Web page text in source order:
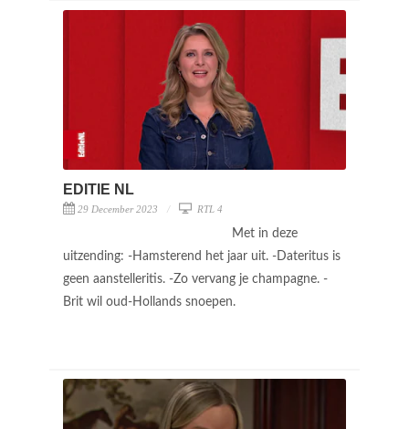
EDITIE NL
29 December 2023 RTL 4
Met in deze
uitzending: -Hamsterend het jaar uit. -Dateritus is
geen aanstelleritis. -Zo vervang je champagne. -
Brit wil oud-Hollands snoepen.